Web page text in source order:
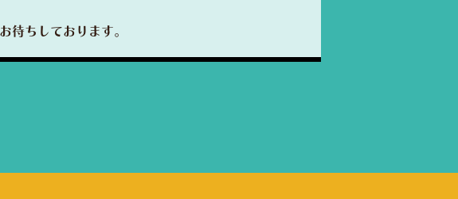
待ちしております。